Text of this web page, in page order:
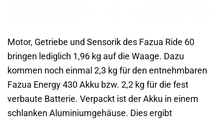
Motor, Getriebe und Sensorik des Fazua Ride 60
bringen lediglich 1,96 kg auf die Waage. Dazu
kommen noch einmal 2,3 kg für den entnehmbaren
Fazua Energy 430 Akku bzw. 2,2 kg für die fest
verbaute Batterie. Verpackt ist der Akku in einem
schlanken Aluminiumgehäuse. Dies ergibt